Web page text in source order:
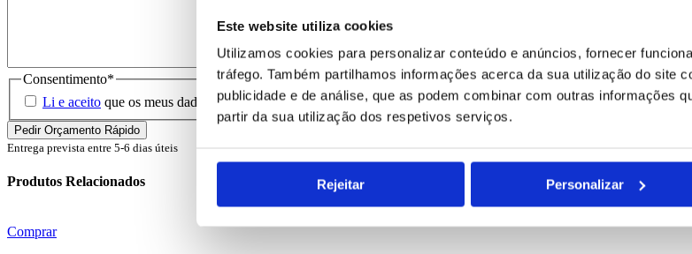
Este website utiliza cookies
Utilizamos cookies para personalizar conteúdo e anúncios, fornecer
tráfego. Também partilhamos informações acerca da sua utilização do site
publicidade e de análise, que as podem combinar com outras informações
partir da sua utilização dos respetivos serviços.
Rejeitar Personalizar
Consentimento*
Li e aceito que os meus dados sejam guardados em base de dados para tratamento deste contacto, única e
Entrega prevista entre 5-6 dias úteis
Produtos Relacionados
Comprar